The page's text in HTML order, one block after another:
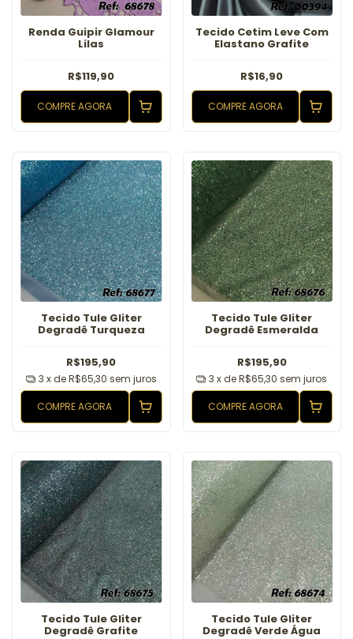
Renda Guipir Glamour
Lilas
R$119,90
COMPRE AGORA
Tecido Cetim Leve Com
Elastano Grafite
R$16,90
COMPRE AGORA
Tecido Tule Gliter
Degradê Turqueza
R$195,90
3 x deR$65,30 sem juros
COMPRE AGORA
Tecido Tule Gliter
Degradê Esmeralda
R$195,90
3 x deR$65,30 sem juros
COMPRE AGORA
Tecido Tule Gliter
Degradê Grafite
Tecido Tule Gliter
Degradê Verde Água